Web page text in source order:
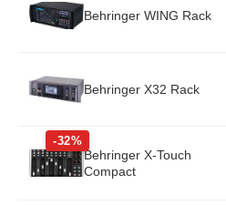
Behringer WING Rack
Behringer X32 Rack
-32%
Behringer X-Touch
Compact